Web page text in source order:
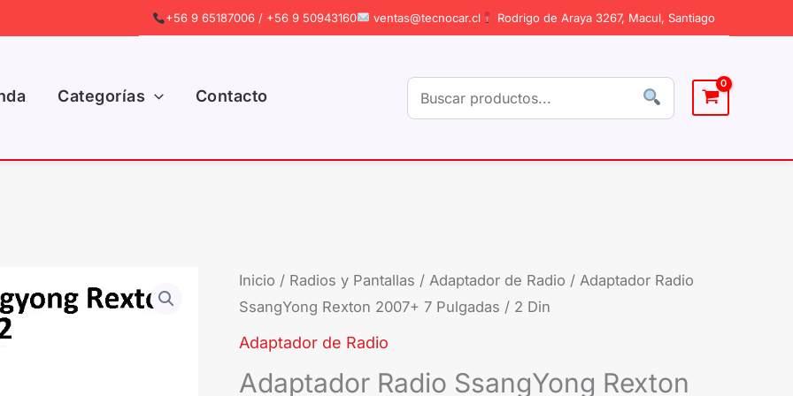
+56 9 65187006 / +56 9 50943160 ventas@tecnocar.cl Rodrigo de Araya 3267, Macul, Santiago
Categorías Contacto
Inicio / Radios y Pantallas /Adaptador de Radio / Adaptador Radio
SsangYong Rexton 2007+ 7 Pulgadas / 2 Din
Adaptador de Radio
Adaptador Radio SsangYong Rexton
Adaptador
Radio
SsangYong